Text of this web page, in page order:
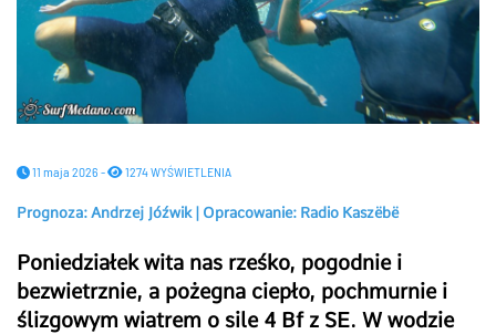
11 maja 2026 - 1274 WYŚWIETLENIA
Prognoza: Andrzej Jóźwik | Opracowanie: Radio Kaszëbë
Poniedziałek wita nas rześko, pogodnie i
bezwietrznie, a pożegna ciepło, pochmurnie i
ślizgowym wiatrem o sile 4 Bf z SE. W wodzie